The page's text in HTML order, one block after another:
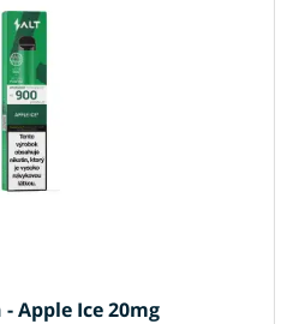
Apple Ice 20mg